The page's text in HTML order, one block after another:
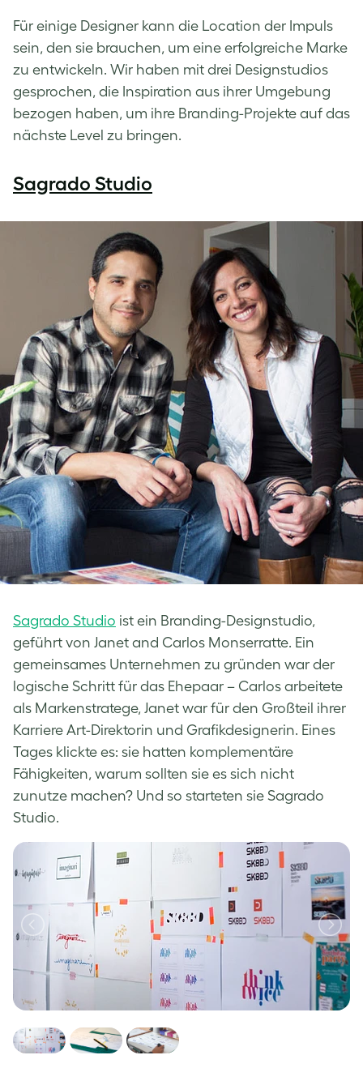
Für einige Designer kann die Location der Impuls
sein, den sie brauchen, um eine erfolgreiche Marke
zu entwickeln. Wir haben mit drei Designstudios
gesprochen, die Inspiration aus ihrer Umgebung
bezogen haben, um ihre Branding-Projekte auf das
nächste Level zu bringen.
Sagrado Studio
Sagrado Studio ist ein Branding-Designstudio,
geführt von Janet and Carlos Monserratte. Ein
gemeinsames Unternehmen zu gründen war der
logische Schritt für das Ehepaar – Carlos arbeitete
als Markenstratege, Janet war für den Großteil ihrer
Karriere Art-Direktorin und Grafikdesignerin. Eines
Tages klickte es: sie hatten komplementäre
Fähigkeiten, warum sollten sie es sich nicht
zunutze machen? Und so starteten sie Sagrado
Studio.